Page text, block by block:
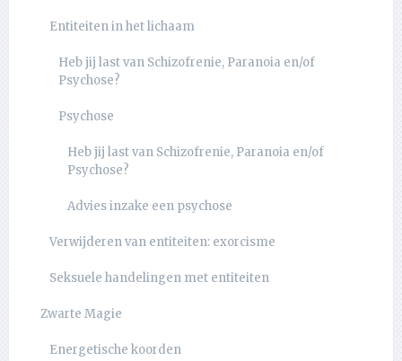
Entiteiten in het lichaam
Heb jij last van Schizofrenie, Paranoia en/of
Psychose?
Psychose
Heb jij last van Schizofrenie, Paranoia en/of
Psychose?
Advies inzake een psychose
Verwijderen van entiteiten: exorcisme
Seksuele handelingen met entiteiten
Zwarte Magie
Energetische koorden